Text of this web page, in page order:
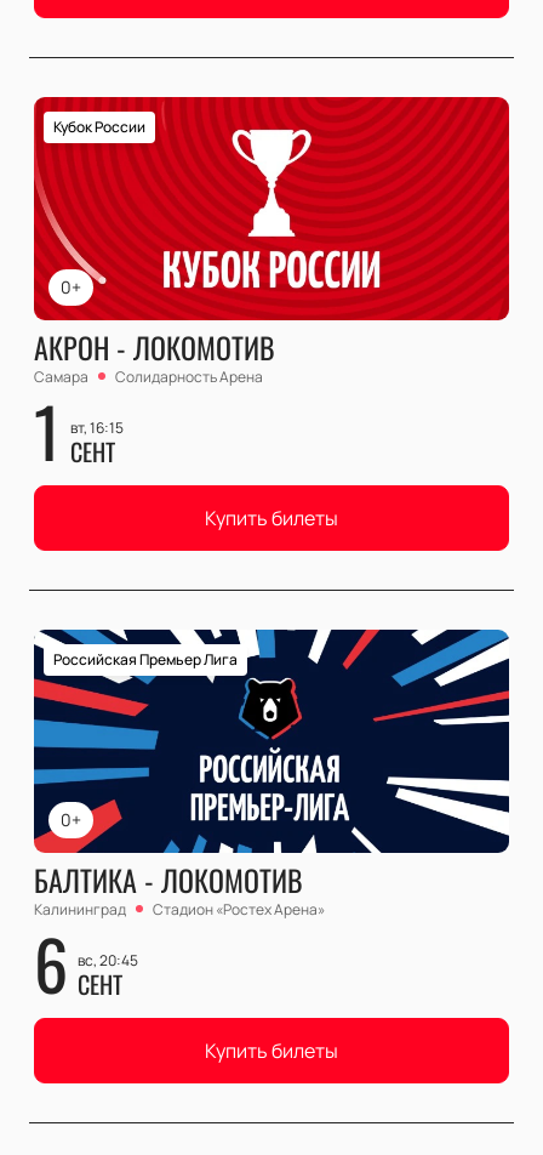
0+
Кубок России
АКРОН - ЛОКОМОТИВ
Самара Солидарность Арена
1 вт, 16:15
СЕНТ
Купить билеты
0+
Российская Премьер Лига
БАЛТИКА - ЛОКОМОТИВ
Калининград Стадион «Ростех Арена»
6 вс, 20:45
СЕНТ
Купить билеты